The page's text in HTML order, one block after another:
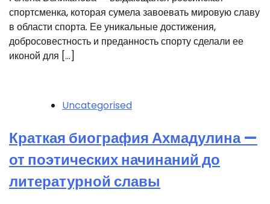
спортсменка, которая сумела завоевать мировую славу
в области спорта. Ее уникальные достижения,
добросовестность и преданность спорту сделали ее
иконой для […]
Uncategorised
Краткая биография Ахмадулина —
от поэтических начинаний до
литературной славы